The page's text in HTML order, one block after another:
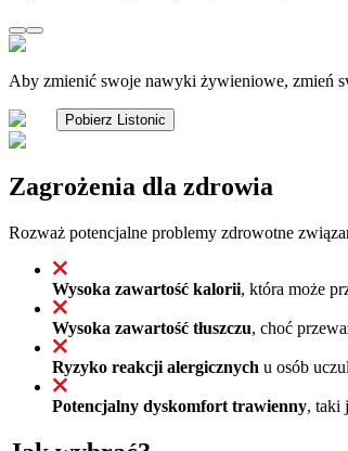
Aby zmienić swoje nawyki żywieniowe, zmień
Pobierz Listonic
Zagrożenia dla zdrowia
Rozważ potencjalne problemy zdrowotne
Wysoka zawartość kalorii, która może
Wysoka zawartość tłuszczu, choć
Ryzyko reakcji alergicznych u osób
Potencjalny dyskomfort trawienny, taki